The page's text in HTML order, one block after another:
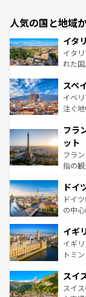
人気の国と地域
イタ
イタ
れた国
ろん
景な
ピザ
ませ
なお
しい。
スペ
イベ
注ぐ
文化
れる
る。
アー
せる
ンテ
フラ
ット
フラ
指の
で、
聖堂
から
いる
香り
らに
れる
ドイ
ドイ
の中
顔を
ルリ
して
は、お
ドイ
イギ
イギ
トミ
リア
ティ
スイ
スイ